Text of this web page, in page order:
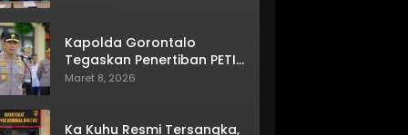
Kapolda Gorontalo
Tegaskan Penertiban PETI
Terus Berjalan
Maret 8, 2026
Ka Kuhu Resmi Tersangka,